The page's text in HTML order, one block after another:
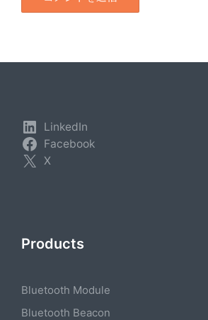
LinkedIn
Facebook
X
Products
Bluetooth Module
Bluetooth Beacon